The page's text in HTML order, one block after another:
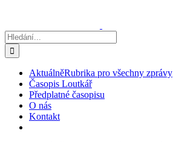
obsah
Hledat:
AktuálněRubrika pro všechny zprávy
Časopis Loutkář
Předplatné časopisu
O nás
Kontakt